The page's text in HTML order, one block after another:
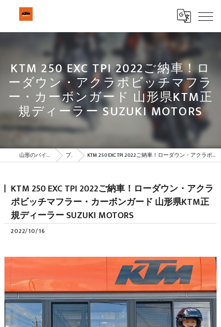
KTM 250 EXC TPI 2022ご納車！ロ
ーダウン・アクラポビッチマフラ
ー・カーボンガード 山形県KTM正
規ディーラー SUZUKI MOTORS
山形のバイクはBeSTAR株式会社 ブログ KTM 250 EXC TPI 2022ご納車！ローダウン・アクラポビッチマフラー・カーボンガード 山形県KTM正規ディーラー SUZUKI MOTORS
KTM 250 EXC TPI 2022ご納車！ローダウン・アクラ
ポビッチマフラー・カーボンガード 山形県KTM正
規ディーラー SUZUKI MOTORS
2022/10/16